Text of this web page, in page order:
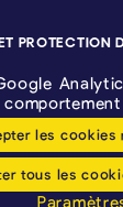
PROTECTION
les cookies
tous les